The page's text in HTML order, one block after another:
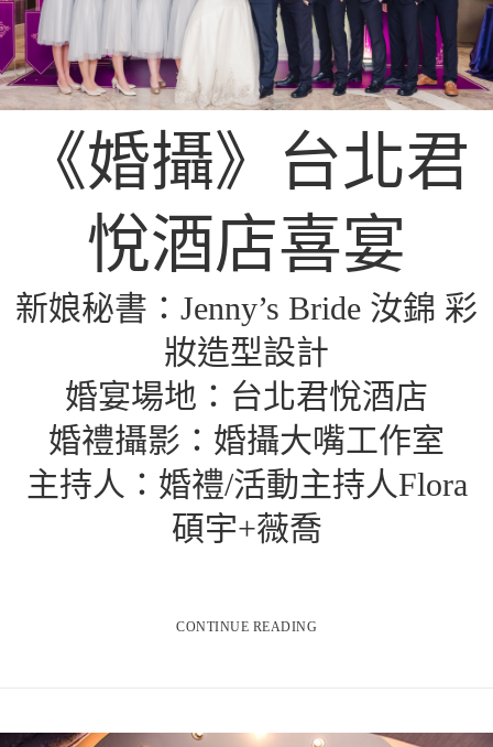
《婚攝》台北君
悅酒店喜宴
新娘秘書： Jenny’s Bride 汝錦 彩
妝造型設計
婚宴場地： 台北君悅酒店
婚禮攝影： 婚攝大嘴工作室
主持人： 婚禮/活動主持人Flora
碩宇+薇喬
CONTINUE READING